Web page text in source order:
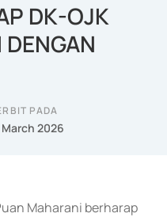
DK-OJK
PADA
March 2026
Maharani berharap